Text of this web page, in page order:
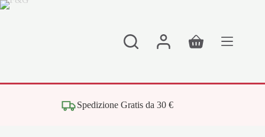
Salta
Carrello
Spedizione Gratis da 30 €